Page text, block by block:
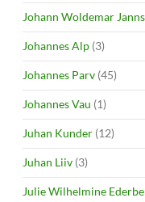
Johann Woldemar
Johannes Alp (3)
Johannes Parv (45)
Johannes Vau (1)
Juhan Kunder (12)
Juhan Liiv (3)
Julie Wilhelmine